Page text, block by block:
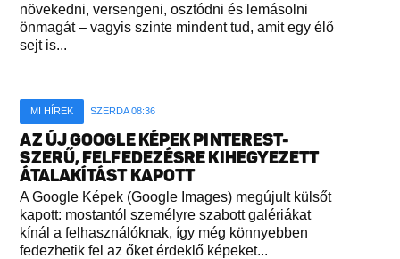
növekedni, versengeni, osztódni és lemásolni
önmagát – vagyis szinte mindent tud, amit egy élő
sejt is...
MI HÍREK SZERDA 08:36
AZ ÚJ GOOGLE KÉPEK PINTEREST-
SZERŰ, FELFEDEZÉSRE KIHEGYEZETT
ÁTALAKÍTÁST KAPOTT
A Google Képek (Google Images) megújult külsőt
kapott: mostantól személyre szabott galériákat
kínál a felhasználóknak, így még könnyebben
fedezhetik fel az őket érdeklő képeket...